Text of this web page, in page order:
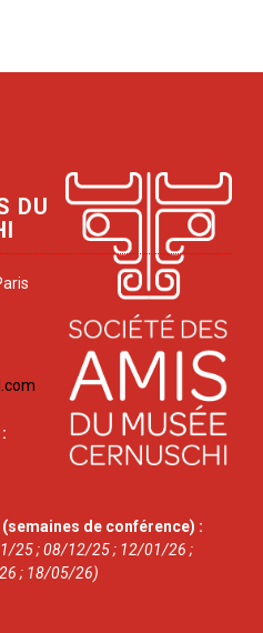
DU
:
(semaines de conférence) :
25 ; 08/12/25 ; 12/01/26 ;
; 18/05/26)